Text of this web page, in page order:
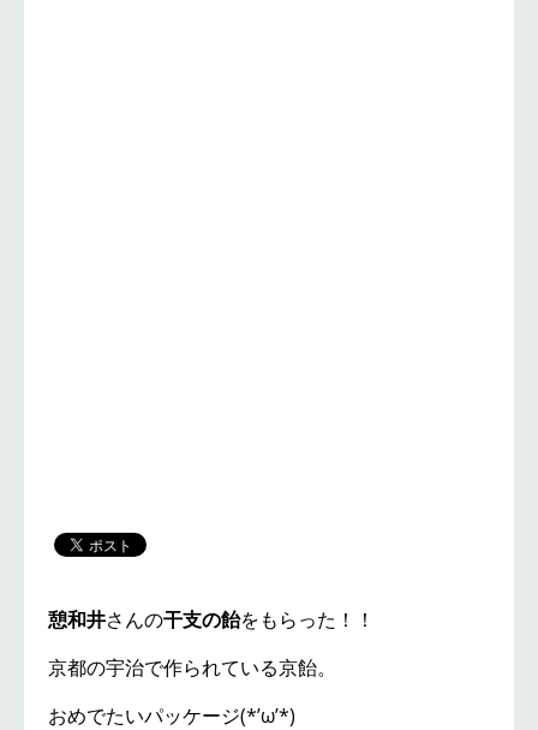
憩和井さんの干支の飴をもらった！！
京都の宇治で作られている京飴。
おめでたいパッケージ(*’ω’*)